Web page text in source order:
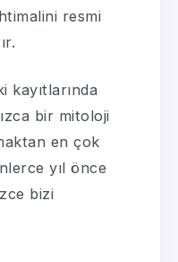
resmi
kayıtlarında
bir mitoloji
en çok
yıl önce
bizi